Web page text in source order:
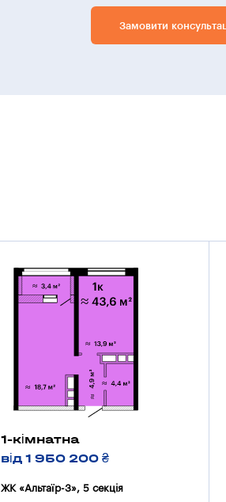
Замовити
1-кімнатна
від 1 950 200 ₴
ЖК «Альтаїр-3», 5 секцiя